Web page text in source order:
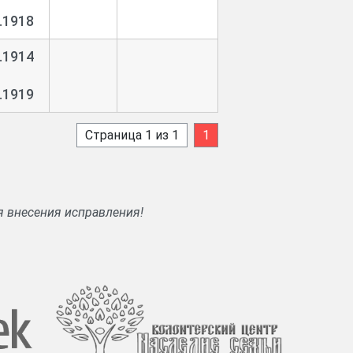
Страница 1 из 1 1
внесения исправления!